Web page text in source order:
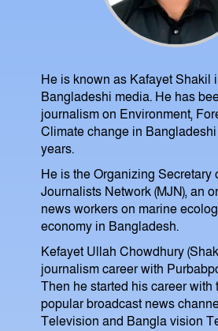
He is known as Kafayet Shakil
Bangladeshi media. He has
journalism on Environment,
Climate change in
years.
He is the Organizing Secretary
Journalists Network (MJN), an
news workers on marine
economy in Bangladesh.
Kefayet Ullah Chowdhury
journalism career with
Then he started his career with
popular broadcast news
Television and Bangla vision